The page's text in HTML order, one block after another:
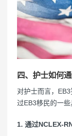
四、护士如何
对护士而言，
过EB3移民的一些
1. 通过NCLEX-